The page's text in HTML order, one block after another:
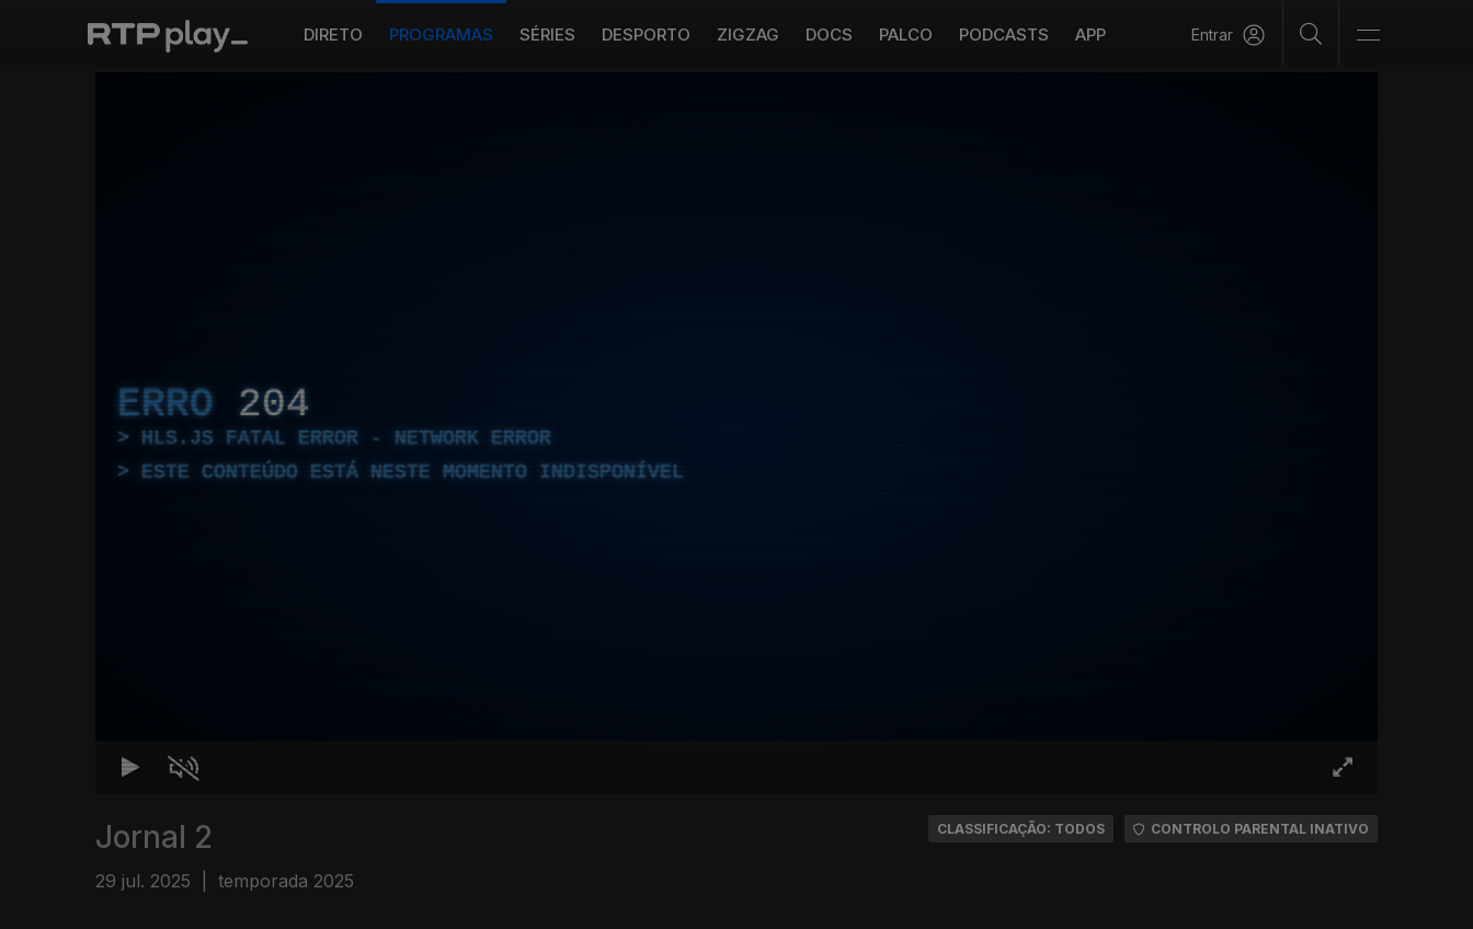
DIRETO PROGRAMAS SÉRIES DESPORTO ZIGZAG DOCS PALCO PODCASTS APP Entrar
ERRO 204
HLS.JS FATAL ERROR - NETWORK ERROR
ESTE CONTEÚDO ESTÁ NESTE MOMENTO INDISPONÍVEL
Jornal 2
29 jul. 2025 temporada 2025
CLASSIFICAÇÃO: TODOS CONTROLO PARENTAL INATIVO